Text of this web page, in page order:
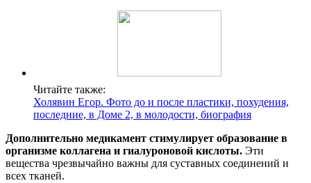
Читайте также:
Холявин Егор. Фото до и после пластики, похудения,
последние, в Доме 2, в молодости, биография
Дополнительно медикамент стимулирует образование в
организме коллагена и гиалуроновой кислоты. Эти
вещества чрезвычайно важны для суставных соединений и
всех тканей.